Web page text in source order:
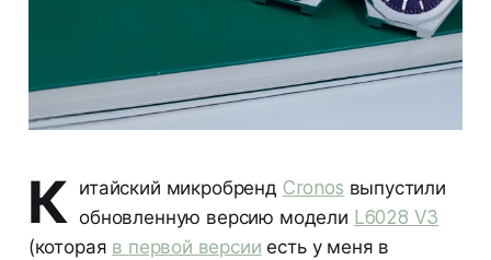
К итайский микробренд Cronos выпустили
обновленную версию модели L6028 V3
(которая в первой версии есть у меня в